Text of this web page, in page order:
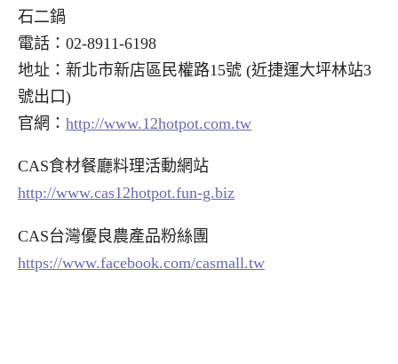
石二鍋
電話：02-8911-6198
地址：新北市新店區民權路15號 (近捷運大坪林站3
號出口)
官網： http://www.12hotpot.com.tw
CAS食材餐廳料理活動網站
http://www.cas12hotpot.fun-g.biz
CAS台灣優良農產品粉絲團
https://www.facebook.com/casmall.tw